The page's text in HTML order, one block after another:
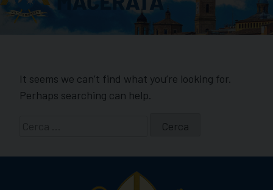
It seems we can’t find what you’re looking for.
Perhaps searching can help.